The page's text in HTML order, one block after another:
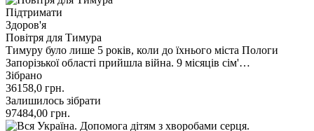
Підтримати
Здоров'я
Повітря для Тимура
Тимуру було лише 5 років, коли до їхнього міста Пологи
Запорізької області прийшла війна. 9 місяців сім'…
Зібрано
36158,0 грн.
Залишилось зібрати
97484,00 грн.